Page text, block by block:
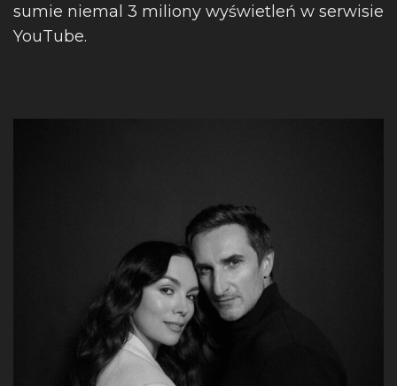
sumie niemal 3 miliony wyświetleń w serwisie
YouTube.